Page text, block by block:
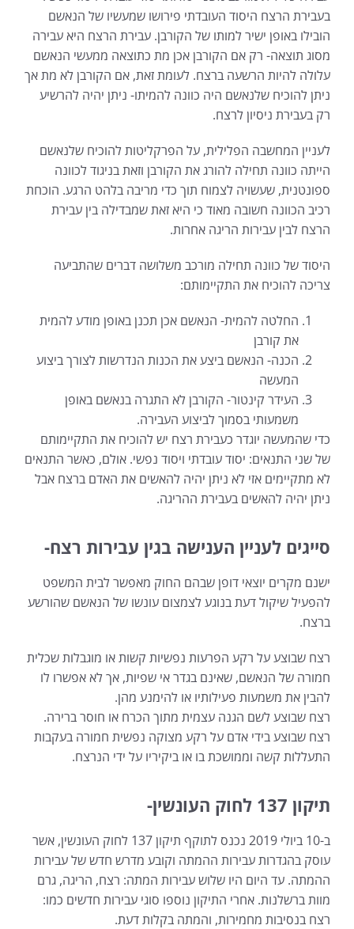
בעבירת הרצח היסוד העובדתי פירושו שמעשיו של הנאשם
הובילו באופן ישיר למותו של הקורבן. עבירת הרצח היא עבירה
מסוג תוצאה- רק אם הקורבן אכן מת כתוצאה ממעשי הנאשם
עלולה להיות הרשעה ברצח. לעומת זאת, אם הקורבן לא מת אך
ניתן להוכיח שלנאשם היה כוונה להמיתו- ניתן יהיה להרשיע
רק בעבירת ניסיון לרצח.
לעניין המחשבה הפלילית, על הפרקליטות להוכיח שלנאשם
הייתה כוונה תחילה להורג את הקורבן וזאת בניגוד לכוונה
ספונטנית, שעשויה לצמוח תוך כדי מריבה בלהט הרגע. הוכחת
רכיב הכוונה חשובה מאוד כי היא זאת שמבדילה בין עבירת
הרצח לבין עבירות הריגה אחרות.
היסוד של כוונה תחילה מורכב משלושה דברים שהתביעה
צריכה להוכיח את התקיימותם:
החלטה להמית- הנאשם אכן תכנן באופן מודע להמית
את קורבן
הכנה- הנאשם ביצע את הכנות הנדרשות לצורך ביצוע
המעשה
העידר קינטור- הקורבן לא התגרה בנאשם באופן
משמעותי בסמוך לביצוע העבירה.
כדי שהמעשה יוגדר כעבירת רצח יש להוכיח את התקיימותם
של שני התנאים: יסוד עובדתי ויסוד נפשי. אולם, כאשר התנאים
לא מתקיימים אזי לא ניתן יהיה להאשים את האדם ברצח אבל
ניתן יהיה להאשים בעבירת ההריגה.
סייגים לעניין הענישה בגין עבירות רצח-
ישנם מקרים יוצאי דופן שבהם החוק מאפשר לבית המשפט
להפעיל שיקול דעת בנוגע לצמצום עונשו של הנאשם שהורשע
ברצח.
רצח שבוצע על רקע הפרעות נפשיות קשות או מוגבלות שכלית
חמורה של הנאשם, שאינם בגדר אי שפיות, אך לא אפשרו לו
להבין את משמעות פעילותיו או להימנע מהן.
רצח שבוצע לשם הגנה עצמית מתוך הכרח או חוסר ברירה.
רצח שבוצע בידי אדם על רקע מצוקה נפשית חמורה בעקבות
התעללות קשה וממושכת בו או ביקיריו על ידי הנרצח.
תיקון 137 לחוק העונשין-
ב-10 ביולי 2019 נכנס לתוקף תיקון 137 לחוק העונשין, אשר
עוסק בהגדרות עבירות ההמתה וקובע מדרש חדש של עבירות
ההמתה. עד היום היו שלוש עבירות המתה: רצח, הריגה, גרם
מוות ברשלנות. אחרי התיקון נוספו סוגי עבירות חדשים כמו:
רצח בנסיבות מחמירות, והמתה בקלות דעת.